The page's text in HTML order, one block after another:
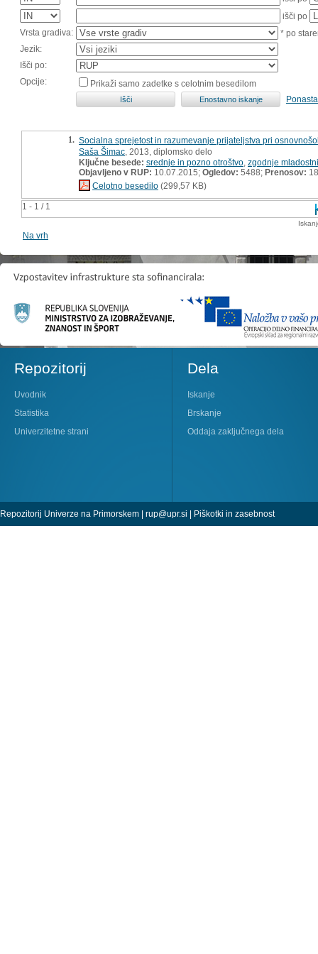
išči po
Vrsta gradiva:
* po
Jezik:
Išči po:
Opcije:
Prikaži samo zadetke s celotnim besedilom
1 - 1 / 1
1. Socialna sprejetost in razumevanje prijateljstva pri
Saša Šimac , 2013, diplomsko delo
Ključne besede: srednje in pozno otroštvo zgodnje
Objavljeno v RUP: 10.07.2015; Ogledov: 5488; Prenosov:
Celotno besedilo (299,57 KB)
Na vrh
Repozitorij
Uvodnik
Statistika
Univerzitetne strani
Dela
Iskanje
Brskanje
Oddaja zaključnega dela
Repozitorij Univerze na Primorskem | rup@upr.si | Piškotki in zasebnost